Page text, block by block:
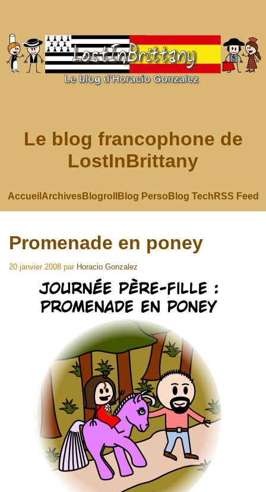
Le blog francophone de
LostInBrittany
Accueil ArchivesBlogroll Blog Perso Blog Tech RSS Feed
Promenade en poney
20 janvier 2008 par Horacio Gonzalez